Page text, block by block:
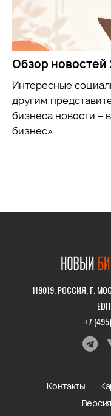
Обзор новостей
Интересные
другим
бизнеса новости –
бизнес»
119019, РОССИЯ, Г.
+7
Контакты